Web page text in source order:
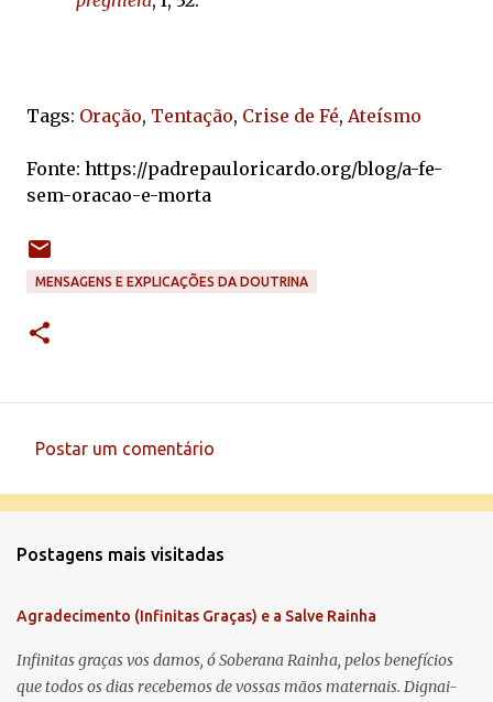
Tags: Oração, Tentação, Crise de Fé, Ateísmo
Fonte: https://padrepauloricardo.org/blog/a-fe-
sem-oracao-e-morta
MENSAGENS E EXPLICAÇÕES DA DOUTRINA
e
t
á
r
Postar um comentário
Postagens mais visitadas
Agradecimento (Infinitas Graças) e a Salve Rainha
Infinitas graças vos damos, ó Soberana Rainha, pelos benefícios
que todos os dias recebemos de vossas mãos maternais. Dignai-